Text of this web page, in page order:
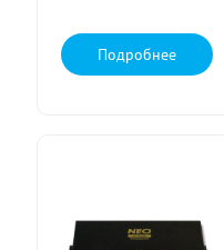
Подробнее